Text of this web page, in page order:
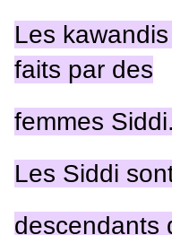
Les
faits par des
femmes Siddi.
Les Siddi
descendants